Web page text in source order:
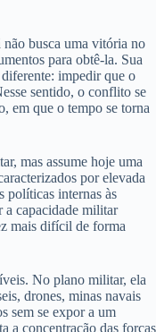
busca uma vitória no
para obtê-la. Sua
impedir que o
sentido, o conflito se
em que o tempo se torna
mas assume hoje uma
por elevada
políticas internas às
a capacidade militar
mais difícil de forma
No plano militar, ela
drones, minas navais
sem se expor a um
a concentração das forças